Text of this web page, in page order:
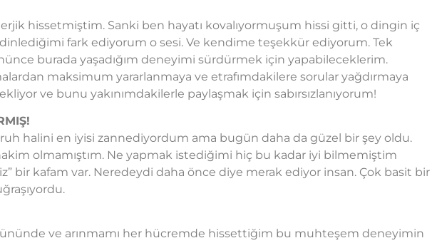
hissetmiştim. Sanki ben hayatı kovalıyormuşum hissi gitti, o dingin iç
fark ediyorum o sesi. Ve kendime teşekkür ediyorum. Tek
burada yaşadığım deneyimi sürdürmek için yapabileceklerim.
maksimum yararlanmaya ve etrafımdakilere sorular yağdırmaya
ve bunu yakınımdakilerle paylaşmak için sabırsızlanıyorum!
halini en iyisi zannediyordum ama bugün daha da güzel bir şey oldu.
olmamıştım. Ne yapmak istediğimi hiç bu kadar iyi bilmemiştim
bir kafam var. Neredeydi daha önce diye merak ediyor insan. Çok basit bir
ve arınmamı her hücremde hissettiğim bu muhteşem deneyimin